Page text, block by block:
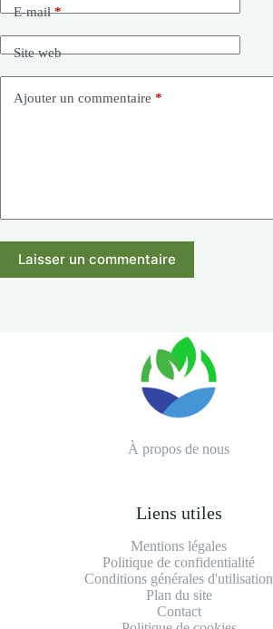
E-mail*
Site web
Ajouter un commentaire *
Laisser un commentaire
À propos de nous
Liens utiles
Mentions légales
Politique de confidentialité
Conditions générales d'utilisation
Plan du site
Contact